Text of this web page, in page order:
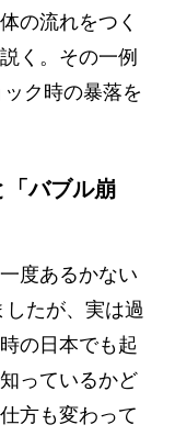
の流れをつく
く。その一例
ク時の暴落を
「バブル崩
度あるかない
たが、実は過
の日本でも起
っているかど
方も変わって